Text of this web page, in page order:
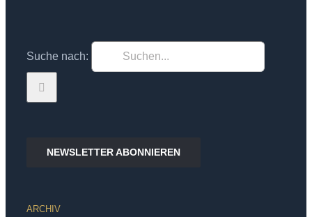
Suche nach:
NEWSLETTER ABONNIEREN
ARCHIV